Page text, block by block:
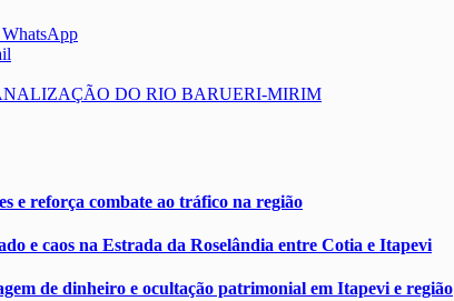
WhatsApp
DO RIO BARUERI-MIRIM
e reforça combate ao tráfico na região
e caos na Estrada da Roselândia entre Cotia e Itapevi
de dinheiro e ocultação patrimonial em Itapevi e região